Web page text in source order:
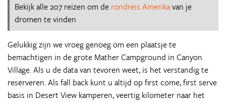
Bekijk alle 207 reizen om de rondreis Amerikavan je
dromen te vinden
Gelukkig zijn we vroeg genoeg om een plaatsje te
bemachtigen in de grote Mather Campground in Canyon
Village. Als u de data van tevoren weet, is het verstandig te
reserveren. Als fall back kunt u altijd op first come, first serve
basis in Desert View kamperen, veertig kilometer naar het